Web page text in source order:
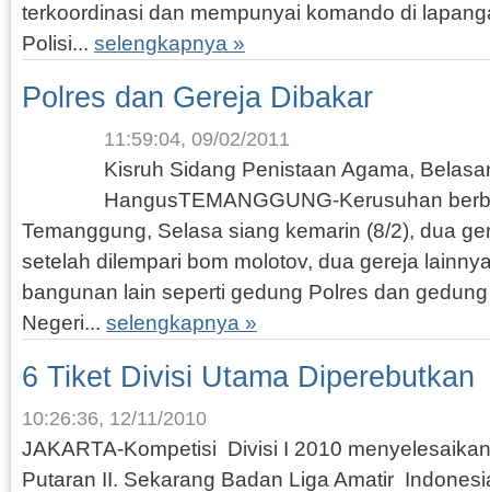
terkoordinasi dan mempunyai komando di
Polisi... selengkapnya »
Polres dan Gereja Dibakar
11:59:04, 09/02/2011
Kisruh Sidang Penistaan Agama,
HangusTEMANGGUNG-Kerusuhan
Temanggung, Selasa siang kemarin (8/2), dua
setelah dilempari bom molotov, dua gereja
bangunan lain seperti gedung Polres dan
Negeri... selengkapnya »
6 Tiket Divisi Utama Diperebutkan
10:26:36, 12/11/2010
JAKARTA-Kompetisi Divisi I 2010
Putaran II. Sekarang Badan Liga Amatir